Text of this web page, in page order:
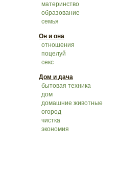
материнство
образование
семья
Он и она
отношения
поцелуй
секс
Дом и дача
бытовая техника
дом
домашние животные
огород
чистка
экономия